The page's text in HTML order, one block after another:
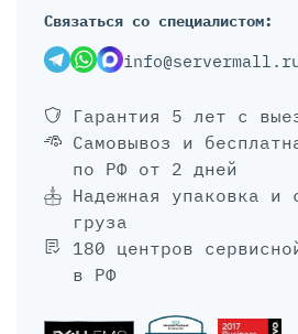
Связаться со специалистом:
Гарантия 5 лет с
Самовывоз и
по РФ от 2 дней
Надежная упаковка и
груза
180 центров
в РФ